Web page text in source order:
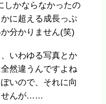
しかならなかったの
に超える成長っぷ
分かりません(笑)
いわゆる写真とか
然違うんですよね
いので、それに向
せんが……